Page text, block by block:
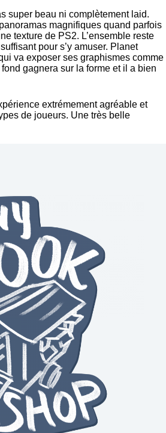
super beau ni complètement laid.
magnifiques quand parfois
texture de PS2. L’ensemble reste
pour s’y amuser. Planet
va exposer ses graphismes comme
gagnera sur la forme et il a bien
extrémement agréable et
de joueurs. Une très belle